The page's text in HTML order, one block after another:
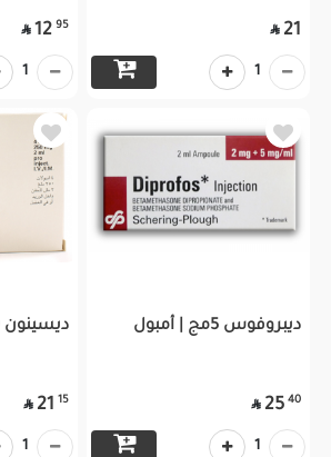
21

1
95
12

1
ديبروفوس 5مج | أمبول
40
25

1
ديسينون 250مج | 4 أمبول
15
21

1